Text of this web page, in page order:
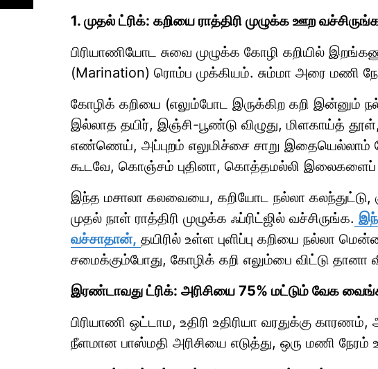
1. முதல் ட்ரிக்: கறியை ராத்திரி முழுக்க ஊற
பிரியாணியோட சுவை முழுக்க கோழி கறியில்
(Marination) ரொம்ப முக்கியம். சும்மா அரை மணி
கோழிக் கறியை (எலும்போட இருக்கிற கறி இன்னும்
இல்லாத தயிர், இஞ்சி-பூண்டு விழுது, மிளகாய்த்
எண்ணெய், அப்புறம் எலுமிச்சை சாறு இதையெல்லாம்
கூடவே, கொஞ்சம் புதினா, கொத்தமல்லி இலைகளைப்
இந்த மசாலா கலவையை, கறியோட நல்லா
முதல் நாள் ராத்திரி முழுக்க ஃப்ரிட்ஜில் வச்சிருங்க.
வச்சாதான், தயிரில் உள்ள புளிப்பு கறியை நல்லா
சமைக்கும்போது, கோழிக் கறி எலும்பை விட்டு தானா
இரண்டாவது ட்ரிக்: அரிசியை 75% மட்டும் வேக
பிரியாணி ஒட்டாம, உதிரி உதிரியா வரதுக்கு
நீளமான பாஸ்மதி அரிசியை எடுத்து, ஒரு மணி